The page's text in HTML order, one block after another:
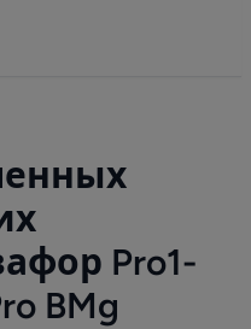
Pro1-
BMg